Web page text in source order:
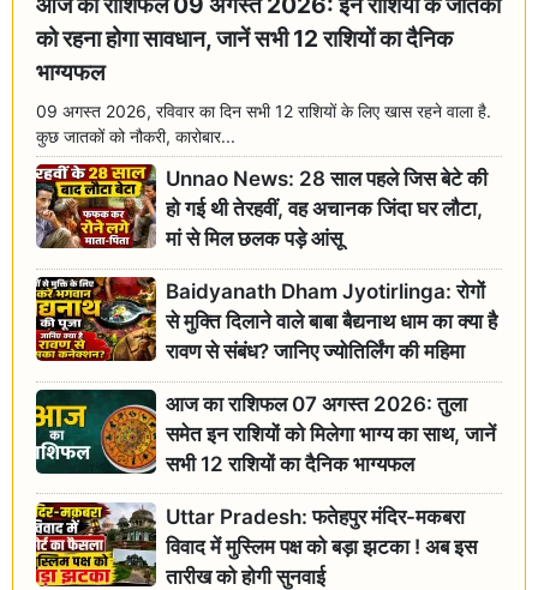
को रहना होगा सावधान, जानें सभी 12 राशियों का दैनिक
भाग्यफल
09 अगस्त 2026, रविवार का दिन सभी 12 राशियों के लिए खास रहने वाला है.
कुछ जातकों को नौकरी, कारोबार...
Unnao News: 28 साल पहले जिस बेटे की
हो गई थी तेरहवीं, वह अचानक जिंदा घर लौटा,
मां से मिल छलक पड़े आंसू
Baidyanath Dham Jyotirlinga: रोगों
से मुक्ति दिलाने वाले बाबा बैद्यनाथ धाम का क्या है
रावण से संबंध? जानिए ज्योतिर्लिंग की महिमा
आज का राशिफल 07 अगस्त 2026: तुला
समेत इन राशियों को मिलेगा भाग्य का साथ, जानें
सभी 12 राशियों का दैनिक भाग्यफल
Uttar Pradesh: फतेहपुर मंदिर-मकबरा
विवाद में मुस्लिम पक्ष को बड़ा झटका ! अब इस
तारीख को होगी सुनवाई